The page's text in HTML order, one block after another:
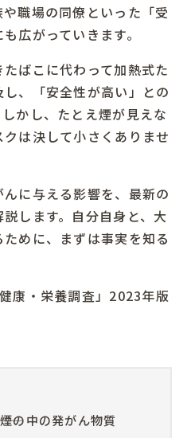
職場の同僚といった「受
広がっていきます。
ばこに代わって加熱式た
、「安全性が高い」との
かし、たとえ煙が見えな
は決して小さくありませ
に与える影響を、最新の
します。自分自身と、大
めに、まずは事実を知る
康・栄養調査」2023年版
煙の中の発がん物質